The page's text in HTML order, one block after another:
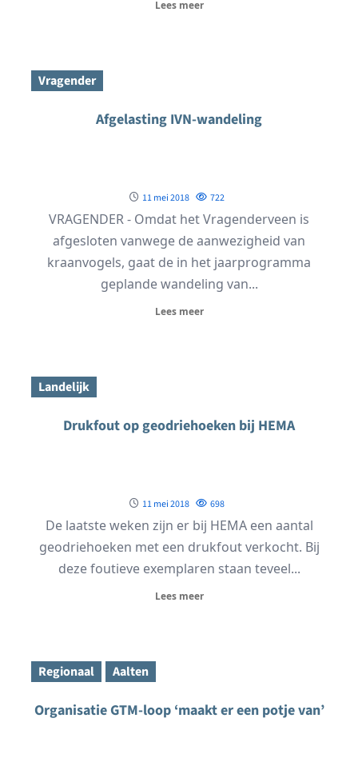
Lees meer
Vragender
Afgelasting IVN-wandeling
11 mei 2018 722
VRAGENDER - Omdat het Vragenderveen is
afgesloten vanwege de aanwezigheid van
kraanvogels, gaat de in het jaarprogramma
geplande wandeling van...
Lees meer
Landelijk
Drukfout op geodriehoeken bij HEMA
11 mei 2018 698
De laatste weken zijn er bij HEMA een aantal
geodriehoeken met een drukfout verkocht. Bij
deze foutieve exemplaren staan teveel...
Lees meer
Regionaal Aalten
Organisatie GTM-loop ‘maakt er een potje van’